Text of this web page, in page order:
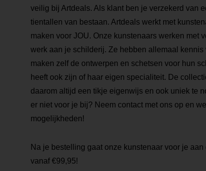
veilig bij Artdeals. Als klant ben je verzekerd van
tientallen van bestaan. Artdeals werkt met
maken voor JOU. Onze kunstenaars werken met
werk aan je schilderij. Ze hebben allemaal kennis
maken zelf de ontwerpen en schetsen voor hun
heeft ook zijn of haar eigen specialiteit. De
daarom altijd een tikje eigenwijs en ook uniek te
er niet voor je bij? Neem contact met ons op en
mogelijkheden!
Na je bestelling gaat onze kunstenaar voor je
vanaf €99,95!